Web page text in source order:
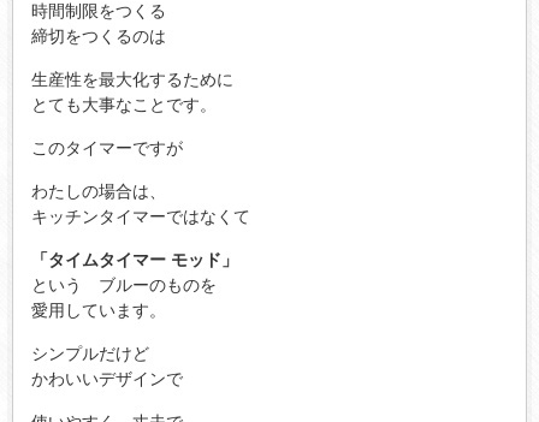
時間制限をつくる
締切をつくるのは
生産性を最大化するために
とても大事なことです。
このタイマーですが
わたしの場合は、
キッチンタイマーではなくて
「タイムタイマー モッド」
という ブルーのものを
愛用しています。
シンプルだけど
かわいいデザインで